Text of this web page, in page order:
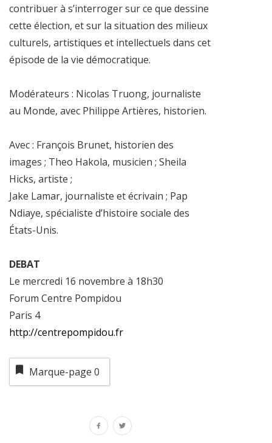
contribuer à s’interroger sur ce que dessine
cette élection, et sur la situation des milieux
culturels, artistiques et intellectuels dans cet
épisode de la vie démocratique.
Modérateurs : Nicolas Truong, journaliste
au Monde, avec Philippe Artières, historien.
Avec : François Brunet, historien des
images ; Theo Hakola, musicien ; Sheila
Hicks, artiste ;
Jake Lamar, journaliste et écrivain ; Pap
Ndiaye, spécialiste d’histoire sociale des
États-Unis.
DEBAT
Le mercredi 16 novembre à 18h30
Forum Centre Pompidou
Paris 4
http://centrepompidou.fr
Marque-page 0